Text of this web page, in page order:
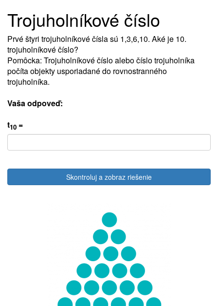
Trojuholníkové číslo
Prvé štyri trojuholníkové čísla sú 1,3,6,10. Aké je 10.
trojuholníkové číslo?
Pomôcka: Trojuholníkové číslo alebo číslo trojuholníka
počíta objekty usporiadané do rovnostranného
trojuholníka.
Vaša odpoveď:
t10 =
Skontroluj a zobraz riešenie